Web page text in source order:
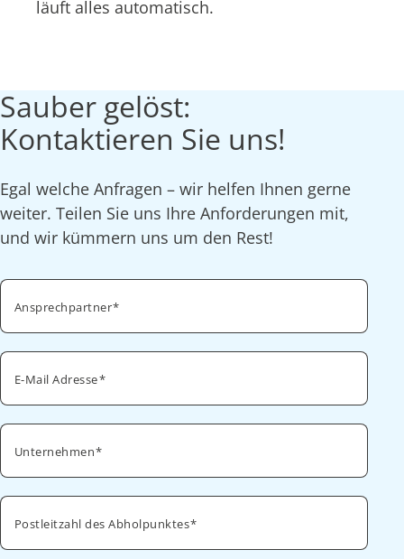
läuft alles automatisch.
Sauber gelöst:
Kontaktieren Sie uns!
Egal welche Anfragen – wir helfen Ihnen gerne
weiter. Teilen Sie uns Ihre Anforderungen mit,
und wir kümmern uns um den Rest!
Ansprechpartner
E-Mail Adresse
Unternehmen
Postleitzahl des Abholpunktes